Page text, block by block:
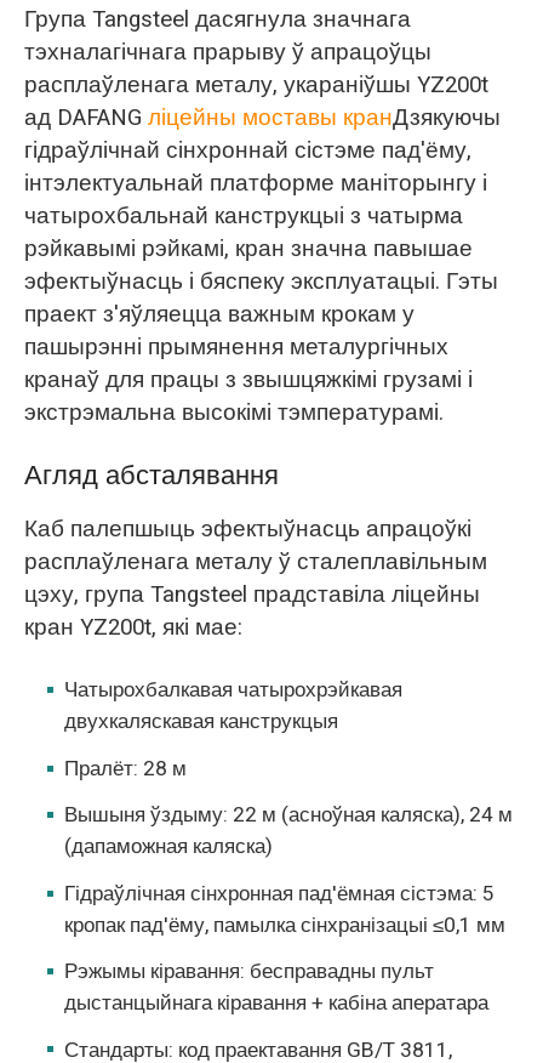
Група Tangsteel дасягнула значнага
тэхналагічнага прарыву ў апрацоўцы
расплаўленага металу, укараніўшы YZ200t
ад DAFANG ліцейны моставы кранДзякуючы
гідраўлічнай сінхроннай сістэме пад'ёму,
інтэлектуальнай платформе маніторынгу і
чатырохбальнай канструкцыі з чатырма
рэйкавымі рэйкамі, кран значна павышае
эфектыўнасць і бяспеку эксплуатацыі. Гэты
праект з'яўляецца важным крокам у
пашырэнні прымянення металургічных
кранаў для працы з звышцяжкімі грузамі і
экстрэмальна высокімі тэмпературамі.
Агляд абсталявання
Каб палепшыць эфектыўнасць апрацоўкі
расплаўленага металу ў сталеплавільным
цэху, група Tangsteel прадставіла ліцейны
кран YZ200t, які мае:
Чатырохбалкавая чатырохрэйкавая
двухкаляскавая канструкцыя
Пралёт: 28 м
Вышыня ўздыму: 22 м (асноўная каляска), 24 м
(дапаможная каляска)
Гідраўлічная сінхронная пад'ёмная сістэма: 5
кропак пад'ёму, памылка сінхранізацыі ≤0,1 мм
Рэжымы кіравання: бесправадны пульт
дыстанцыйнага кіравання + кабіна аператара
Стандарты: код праектавання GB/T 3811,